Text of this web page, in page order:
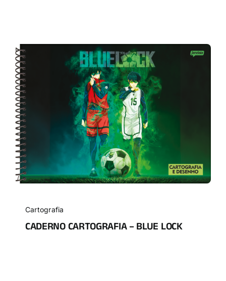
Cartografia
CADERNO CARTOGRAFIA – BLUE LOCK